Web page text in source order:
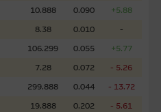
10.888 0.090
+5.88
8.38 0.010
-
106.299 0.055
+5.77
7.28 0.072
- 5.26
299.888 0.044
- 13.72
19.888 0.202
- 5.61
，或作為任何合約的根據，以購
工具。網站內容由麥格理集團所
來表現。
理集團及其任何相關公司或其董
作陳述，亦不保證網站內容，或